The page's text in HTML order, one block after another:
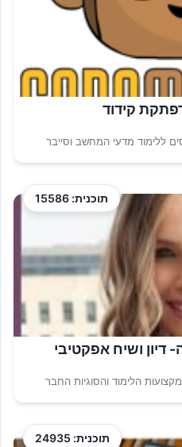
קידוד
ללימוד מדעי המחשב וסייבר
תוכנית: 15586
דיון ושיח אפקטיבי
הלימוד והסוגיות החבר
תוכנית: 24935